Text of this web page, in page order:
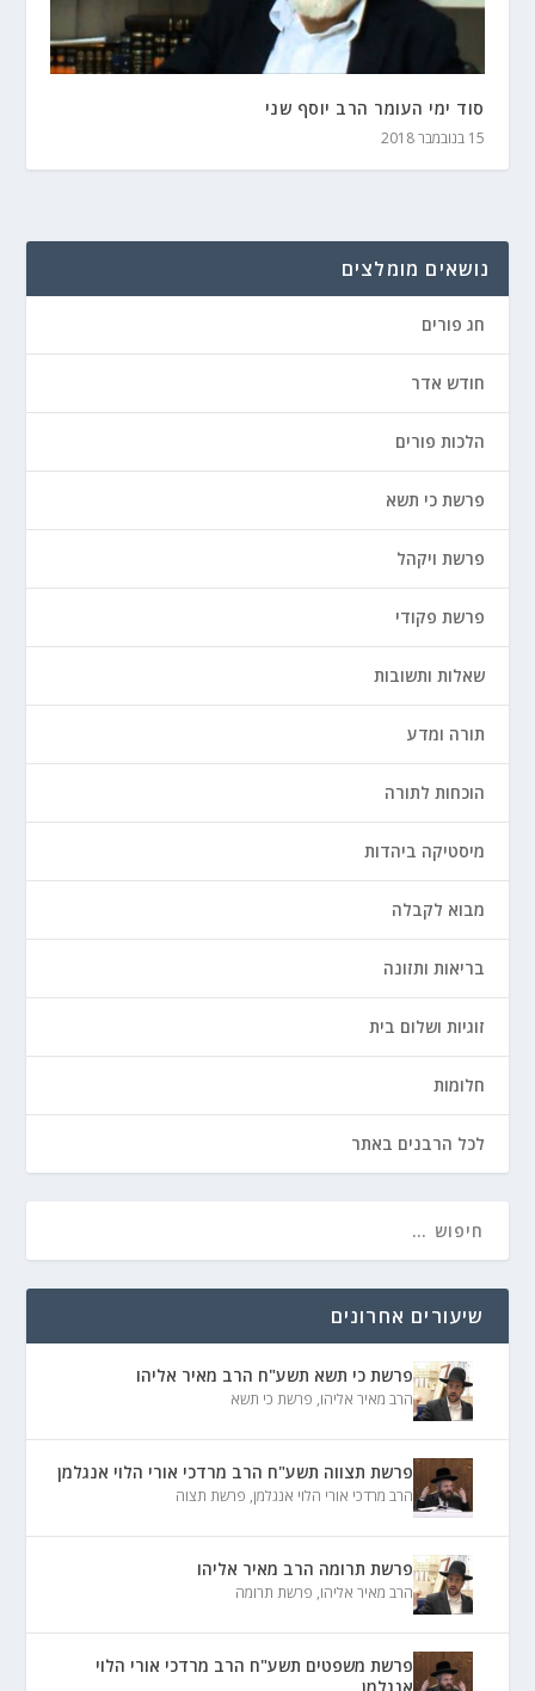
סוד ימי העומר הרב יוסף שני
15 בנובמבר 2018
נושאים מומלצים
חג פורים
חודש אדר
הלכות פורים
פרשת כי תשא
פרשת ויקהל
פרשת פקודי
שאלות ותשובות
תורה ומדע
הוכחות לתורה
מיסטיקה ביהדות
מבוא לקבלה
בריאות ותזונה
זוגיות ושלום בית
חלומות
לכל הרבנים באתר
שיעורים אחרונים
פרשת כי תשא תשע"ח הרב מאיר אליהו
הרב מאיר אליהו, פרשת כי תשא
פרשת תצווה תשע"ח הרב מרדכי אורי הלוי אנגלמן
הרב מרדכי אורי הלוי אנגלמן, פרשת תצוה
פרשת תרומה הרב מאיר אליהו
הרב מאיר אליהו, פרשת תרומה
פרשת משפטים תשע"ח הרב מרדכי אורי הלוי
אנגלמן